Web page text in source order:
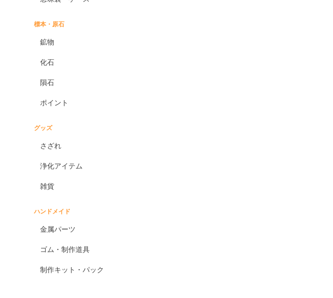
標本・原石
鉱物
化石
隕石
ポイント
グッズ
さざれ
浄化アイテム
雑貨
ハンドメイド
金属パーツ
ゴム・制作道具
制作キット・パック